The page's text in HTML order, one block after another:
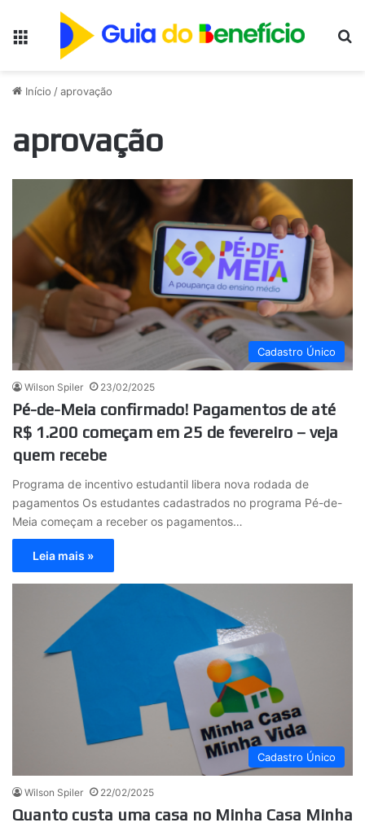
Início /aprovação
aprovação
Cadastro Único
Wilson Spiler 23/02/2025
Pé-de-Meia confirmado! Pagamentos de até
R$ 1.200 começam em 25 de fevereiro – veja
quem recebe
Programa de incentivo estudantil libera nova rodada de
pagamentos Os estudantes cadastrados no programa Pé-de-
Meia começam a receber os pagamentos…
Leia mais »
Cadastro Único
Wilson Spiler 22/02/2025
Quanto custa uma casa no Minha Casa Minha